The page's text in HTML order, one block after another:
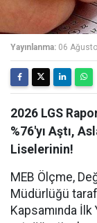
Yayınlanma: 06
2026 LGS
%76'yı Aştı,
Liselerinin!
MEB Ölçme,
Müdürlüğü
Kapsamında